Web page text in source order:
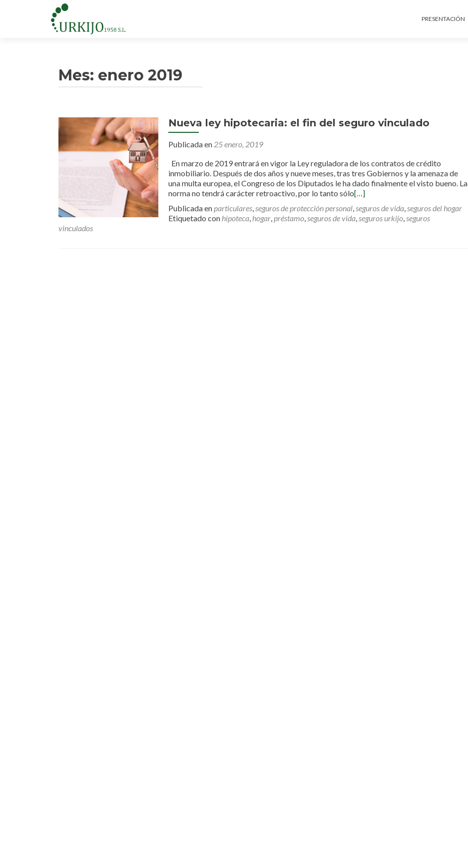
PRESENTACIÓN
Mes: enero 2019
Nueva ley hipotecaria: el fin del seguro vinculado
Publicada en 25 enero, 2019
En marzo de 2019 entrará en vigor la Ley reguladora de los contratos de crédito
inmobiliario. Después de dos años y nueve meses, tras tres Gobiernos y la amenaza de
una multa europea, el Congreso de los Diputados le ha dado finalmente el visto bueno. La
norma no tendrá carácter retroactivo, por lo tanto sólo[…]
Publicada enparticulares,seguros de protección personal,seguros de vida,seguros del hogar
Etiquetado con hipoteca, hogar,préstamo,seguros de vida,seguros urkijo,seguros
vinculados